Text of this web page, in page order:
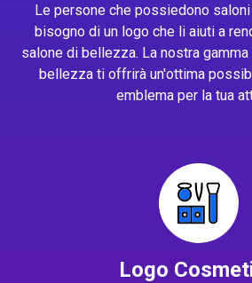
Le persone che possiedono
bisogno di un logo che li aiuti a
salone di bellezza. La nostra
bellezza ti offrirà un'ottima
emblema per la tua
Logo